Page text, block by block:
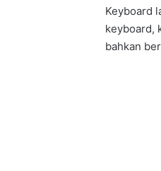
Keyboard
keyboard,
bahkan